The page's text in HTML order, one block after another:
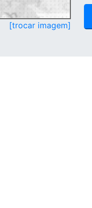
[trocar imagem]